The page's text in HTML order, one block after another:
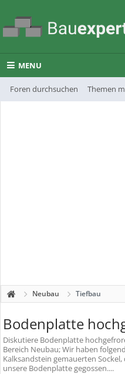
MENU
Foren durchsuchen Themen
Neubau Tiefbau
Bodenplatte
Diskutiere Bodenplatte
Bereich Neubau; Wir haben
Kalksandstein gemauerten
unsere Bodenplatte gegossen....